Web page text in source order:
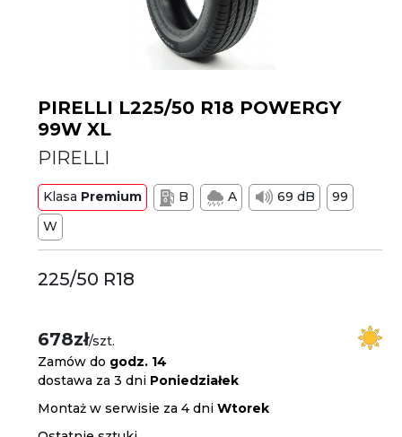
PIRELLI L225/50 R18 POWERGY
99W XL
PIRELLI
Klasa Premium B A 69 dB
99
W
225/50 R18
678zł/szt.
Zamów do godz. 14
dostawa za 3 dni Poniedziałek
Montaż w serwisie za 4 dniWtorek